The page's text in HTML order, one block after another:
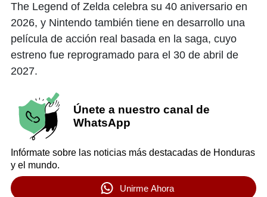
The Legend of Zelda celebra su 40 aniversario en
2026, y Nintendo también tiene en desarrollo una
película de acción real basada en la saga, cuyo
estreno fue reprogramado para el 30 de abril de
2027.
Únete a nuestro canal de
WhatsApp
Infórmate sobre las noticias más destacadas de Honduras
y el mundo.
Unirme Ahora